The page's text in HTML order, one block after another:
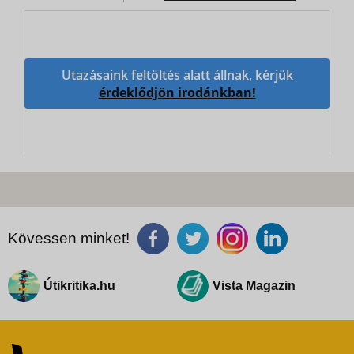
Utazásaink feltöltés alatt állnak, kérjük
érdeklődjön irodánkban!
Kövessen minket!
Útikritika.hu Vista Magazin